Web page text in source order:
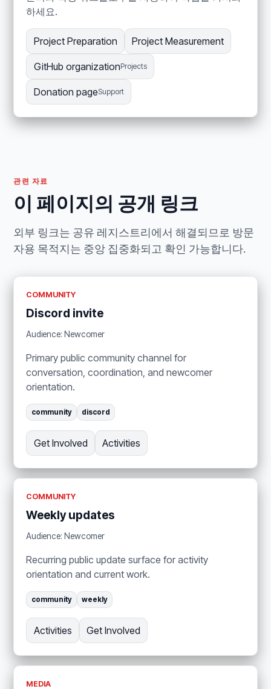
하세요.
Project Preparation Project Measurement
GitHub organizationProjects
Donation pageSupport
관련 자료
이 페이지의 공개 링크
외부 링크는 공유 레지스트리에서 해결되므로 방문
자용 목적지는 중앙 집중화되고 확인 가능합니다.
COMMUNITY
Discord invite
Audience: Newcomer
Primary public community channel for
conversation, coordination, and newcomer
orientation.
community discord
Get Involved Activities
COMMUNITY
Weekly updates
Audience: Newcomer
Recurring public update surface for activity
orientation and current work.
community weekly
Activities Get Involved
MEDIA